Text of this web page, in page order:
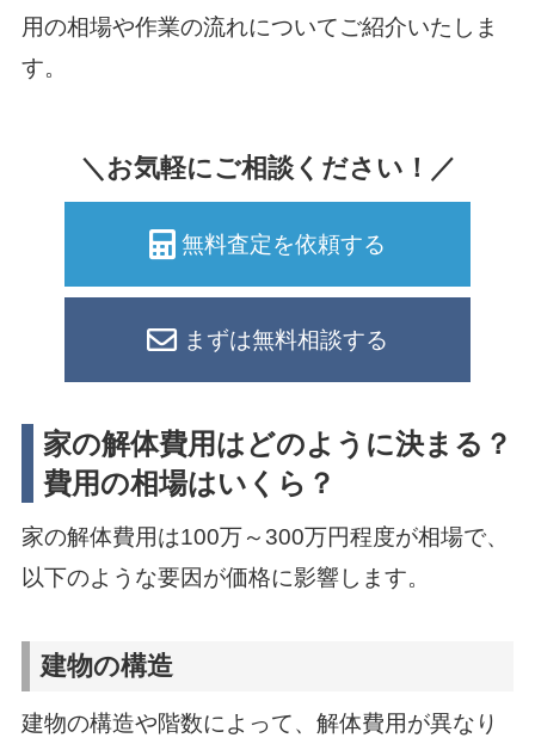
用の相場や作業の流れについてご紹介いたしま
す。
＼お気軽にご相談ください！／
無料査定を依頼する
まずは無料相談する
家の解体費用はどのように決まる？
費用の相場はいくら？
家の解体費用は100万～300万円程度が相場で、
以下のような要因が価格に影響します。
建物の構造
建物の構造や階数によって、解体費用が異なり